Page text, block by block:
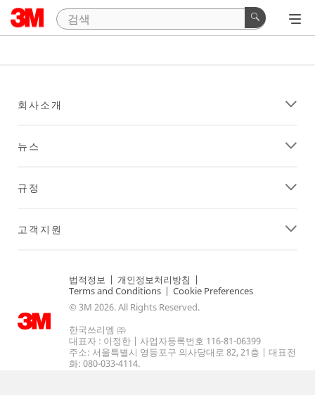
회사소개
뉴스
규정
고객지원
법적정보 | 개인정보처리방침 |
Terms and Conditions | Cookie Preferences
© 3M 2026. All Rights Reserved.
한국쓰리엠 ㈜
대표자 : 이정한 | 사업자등록번호 116-81-06399
주소: 서울특별시 영등포구 의사당대로 82, 21층 | 대표전
화: 080-033-4114.